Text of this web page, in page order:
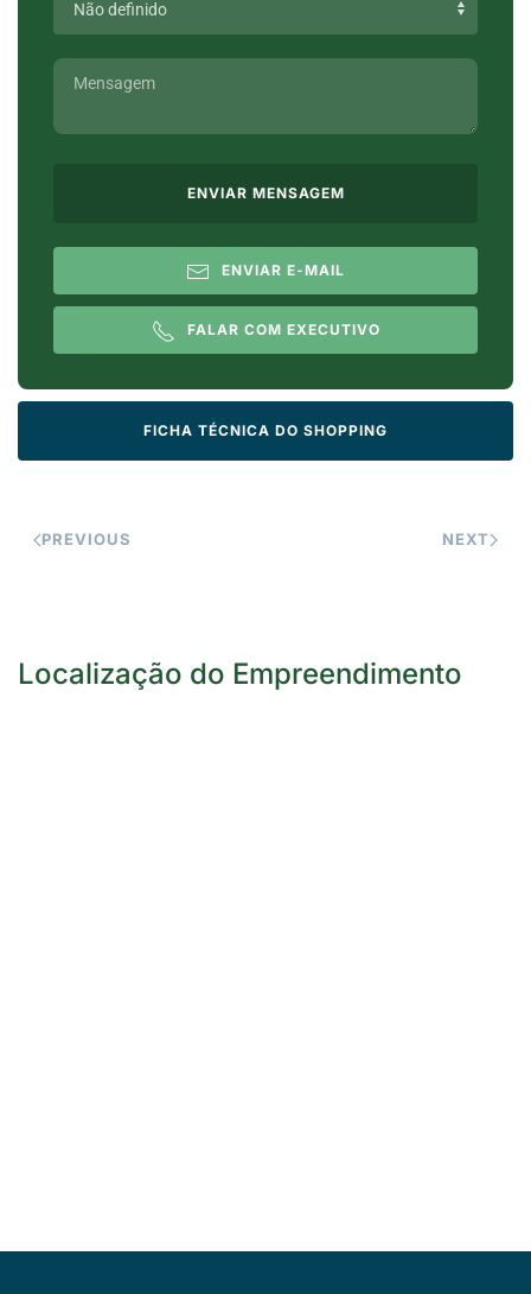
ENVIAR MENSAGEM
ENVIAR E-MAIL
FALAR COM EXECUTIVO
FICHA TÉCNICA DO SHOPPING
PREVIOUS NEXT
Localização do Empreendimento